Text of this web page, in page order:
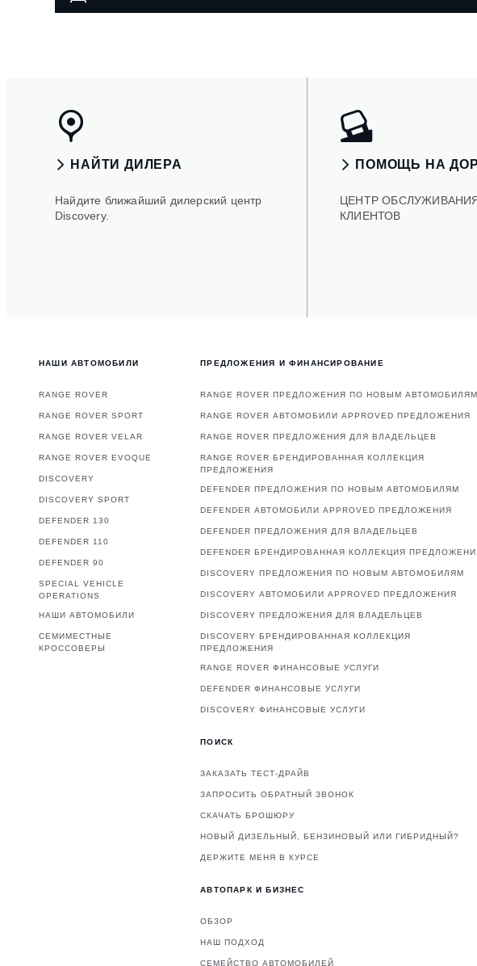
НАЙТИ ДИЛЕРА
Найдите ближайший дилерский центр
Discovery.
ПОМОЩЬ НА
ЦЕНТР
КЛИЕНТОВ
НАШИ АВТОМОБИЛИ
RANGE ROVER
RANGE ROVER SPORT
RANGE ROVER VELAR
RANGE ROVER EVOQUE
DISCOVERY
DISCOVERY SPORT
DEFENDER 130
DEFENDER 110
DEFENDER 90
SPECIAL VEHICLE
OPERATIONS
НАШИ АВТОМОБИЛИ
СЕМИМЕСТНЫЕ
КРОССОВЕРЫ
ПРЕДЛОЖЕНИЯ И ФИНАНСИРОВАНИЕ
RANGE ROVER ПРЕДЛОЖЕНИЯ ПО НОВЫМ АВТОМОБИЛЯМ
RANGE ROVER АВТОМОБИЛИ APPROVED ПРЕДЛОЖЕНИЯ
RANGE ROVER ПРЕДЛОЖЕНИЯ ДЛЯ ВЛАДЕЛЬЦЕВ
RANGE ROVER БРЕНДИРОВАННАЯ КОЛЛЕКЦИЯ
ПРЕДЛОЖЕНИЯ
DEFENDER ПРЕДЛОЖЕНИЯ ПО НОВЫМ АВТОМОБИЛЯМ
DEFENDER АВТОМОБИЛИ APPROVED ПРЕДЛОЖЕНИЯ
DEFENDER ПРЕДЛОЖЕНИЯ ДЛЯ ВЛАДЕЛЬЦЕВ
DEFENDER БРЕНДИРОВАННАЯ КОЛЛЕКЦИЯ
DISCOVERY ПРЕДЛОЖЕНИЯ ПО НОВЫМ АВТОМОБИЛЯМ
DISCOVERY АВТОМОБИЛИ APPROVED ПРЕДЛОЖЕНИЯ
DISCOVERY ПРЕДЛОЖЕНИЯ ДЛЯ ВЛАДЕЛЬЦЕВ
DISCOVERY БРЕНДИРОВАННАЯ КОЛЛЕКЦИЯ
ПРЕДЛОЖЕНИЯ
RANGE ROVER ФИНАНСОВЫЕ УСЛУГИ
DEFENDER ФИНАНСОВЫЕ УСЛУГИ
DISCOVERY ФИНАНСОВЫЕ УСЛУГИ
ПОИСК
ЗАКАЗАТЬ ТЕСТ-ДРАЙВ
ЗАПРОСИТЬ ОБРАТНЫЙ ЗВОНОК
СКАЧАТЬ БРОШЮРУ
НОВЫЙ ДИЗЕЛЬНЫЙ, БЕНЗИНОВЫЙ ИЛИ ГИБРИДНЫЙ?
ДЕРЖИТЕ МЕНЯ В КУРСЕ
АВТОПАРК И БИЗНЕС
ОБЗОР
НАШ ПОДХОД
СЕМЕЙСТВО АВТОМОБИЛЕЙ